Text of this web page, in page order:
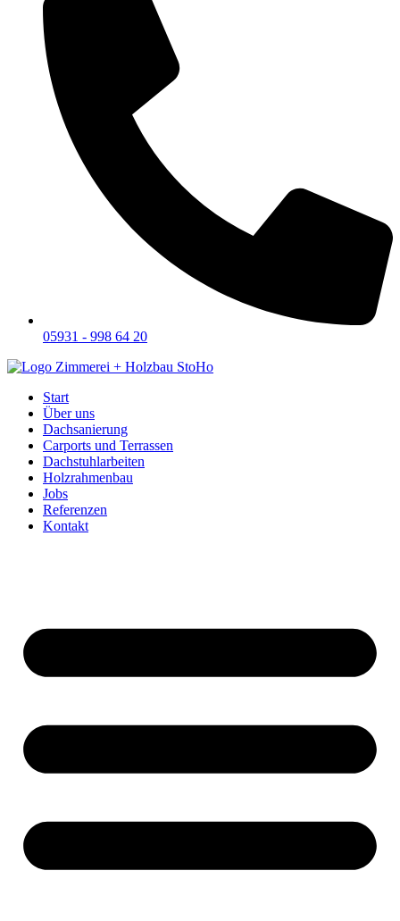
05931 - 998 64 20
Start
Über uns
Dachsanierung
Carports und Terrassen
Dachstuhlarbeiten
Holzrahmenbau
Jobs
Referenzen
Kontakt